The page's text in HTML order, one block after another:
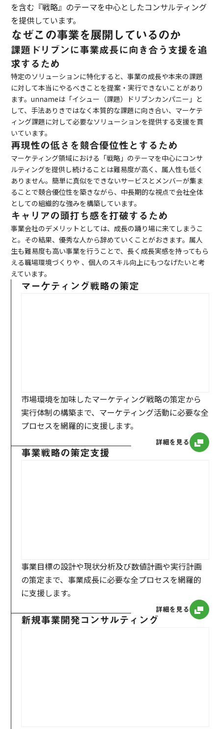
を含む『戦略』のテーマを中心としたコンサルティング
を提供しています。
なぜこの事業を展開しているのか
課題ドリブンに事業成長に向き合う支援を追
求するため
特定のソリューションに特化すると、事業の成長や本来の課題
に対して本当にやるべきことを提案・実行できないことがあり
ます。unnameは「イシュー（課題）ドリブンカンパニー」と
して、手法ありきではなく本質的な課題に向き合い、マーケテ
ィング課題に対して必要なソリューションを提供する支援を貫
いています。
再現性の低さを競合優位性とするため
マーケティング領域における「戦略」のテーマを中心にコンサ
ルティングを提供し続けることは難易度が高く、属人性も低く
ありません。簡単に真似をできないサービスとメンバーが集ま
ることで競合優位性を築きながら、中長期的な視点で会社全体
としての組織的な強みを構築しています。
キャリアの頭打ち感を打破するため
事業会社のデメリットとしては、成長の踊り場に来てしまうこ
と。その結果、優秀な人から辞めていくことがおきます。属人
生も難易度も高い事業を行うことで、長く成長実感を持ってもら
える職場環境づくりや 、個人のスキル向上にもつなげたいと考
えています。
マーケティング戦略の策定
市場環境を加味したマーケティング戦略の策定から
実行体制の構築まで、マーケティング活動に必要な全
プロセスを網羅的に支援します。
詳細を見る
事業戦略の策定支援
事業目標の設計や現状分析及び数値計画や実行計画
の策定まで、事業成長に必要な全プロセスを網羅的
に支援します。
詳細を見る
新規事業開発コンサルティング